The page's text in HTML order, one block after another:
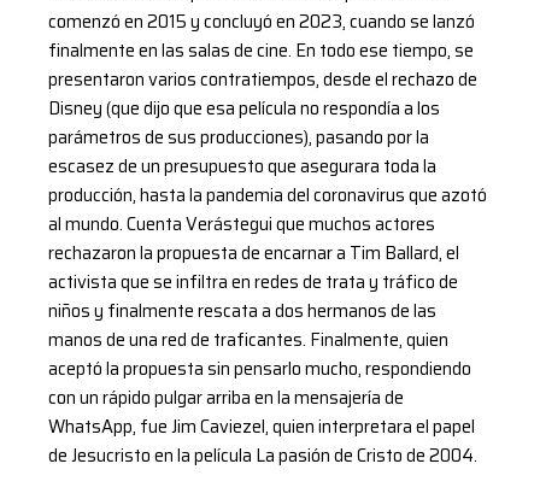
comenzó en 2015 y concluyó en 2023, cuando se lanzó
finalmente en las salas de cine. En todo ese tiempo, se
presentaron varios contratiempos, desde el rechazo de
Disney (que dijo que esa película no respondía a los
parámetros de sus producciones), pasando por la
escasez de un presupuesto que asegurara toda la
producción, hasta la pandemia del coronavirus que azotó
al mundo. Cuenta Verástegui que muchos actores
rechazaron la propuesta de encarnar a Tim Ballard, el
activista que se infiltra en redes de trata y tráfico de
niños y finalmente rescata a dos hermanos de las
manos de una red de traficantes. Finalmente, quien
aceptó la propuesta sin pensarlo mucho, respondiendo
con un rápido pulgar arriba en la mensajería de
WhatsApp, fue Jim Caviezel, quien interpretara el papel
de Jesucristo en la película La pasión de Cristo de 2004.